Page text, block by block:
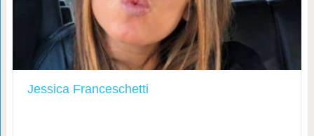
Jessica Franceschetti